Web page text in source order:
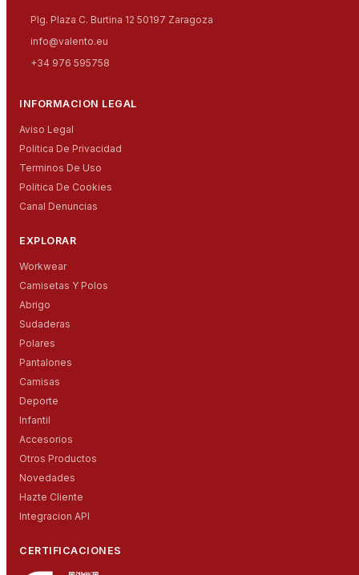
Plg. Plaza C. Burtina 12 50197 Zaragoza
info@valento.eu
+34 976 595758
INFORMACION LEGAL
Aviso Legal
Politica De Privacidad
Terminos De Uso
Politica De Cookies
Canal Denuncias
EXPLORAR
Workwear
Camisetas Y Polos
Abrigo
Sudaderas
Polares
Pantalones
Camisas
Deporte
Infantil
Accesorios
Otros Productos
Novedades
Hazte Cliente
Integracion API
CERTIFICACIONES